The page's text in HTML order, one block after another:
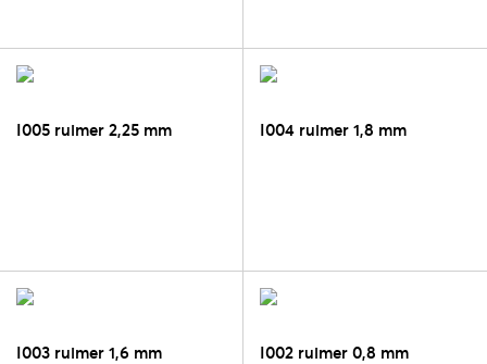
I005 ruimer 2,25 mm I004 ruimer 1,8 mm
I003 ruimer 1,6 mm I002 ruimer 0,8 mm